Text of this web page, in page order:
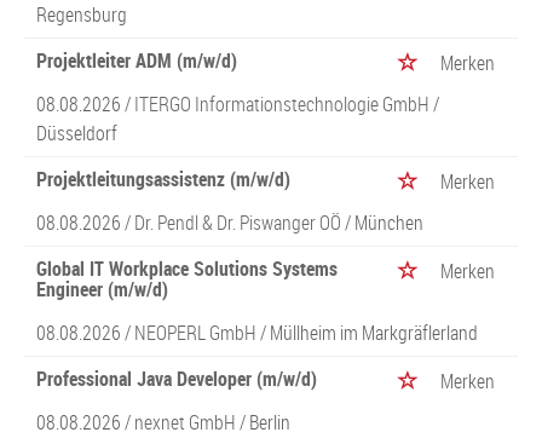
Regensburg
Projektleiter ADM (m/w/d)
Merken
08.08.2026 /ITERGO Informationstechnologie GmbH/
Düsseldorf
Projektleitungsassistenz (m/w/d)
Merken
08.08.2026 /Dr. Pendl & Dr. Piswanger OÖ/ München
Global IT Workplace Solutions Systems
Engineer (m/w/d)
Merken
08.08.2026 /NEOPERL GmbH/ Müllheim im Markgräflerland
Professional Java Developer (m/w/d)
Merken
08.08.2026 /nexnet GmbH/ Berlin